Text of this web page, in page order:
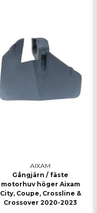
AIXAM
Gångjärn / fäste
motorhuv höger Aixam
City, Coupe, Crossline &
Crossover 2020-2023